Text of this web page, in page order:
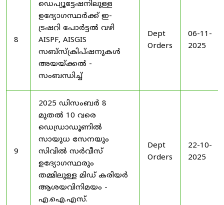
8
ഡെപ്യൂട്ടേഷനിലുള്ള
ഉദ്യോഗസ്ഥർക്ക് ഇ-
ട്രഷറി പോർട്ടൽ വഴി
AISPF, AISGIS
സബ്‌സ്‌ക്രിപ്‌ഷനുകൾ
അയയ്ക്കൽ -
സംബന്ധിച്ച്
Dept
Orders
06-11-
2025
9
2025 ഡിസംബർ 8
മുതൽ 10 വരെ
ഡെഡ്രാഡൂണിൽ
സായുധ സേനയും
സിവിൽ സർവീസ്
ഉദ്യോഗസ്ഥരും
തമ്മിലുള്ള മിഡ് കരിയർ
ആശയവിനിമയം -
എ.ഐ.എസ്.
Dept
Orders
22-10-
2025